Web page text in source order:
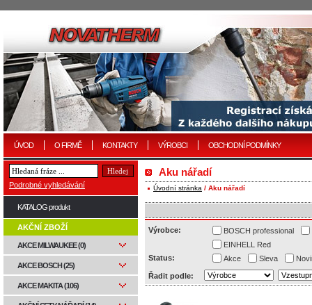
ÚVOD O FIRMĚ KONTAKTY VÝROBCI OBCHODNÍ PODMÍNKY
Aku nářadí
Úvodní stránka / Aku nářadí
Výrobce:
BOSCH professional
EINHELL Red
Status:
Akce Sleva
Řadit podle:
Podrobné vyhledávání
KATALOG produkt
AKČNÍ ZBOŽÍ
AKCE MILWAUKEE (0)
AKCE BOSCH (25)
AKCE MAKITA (106)